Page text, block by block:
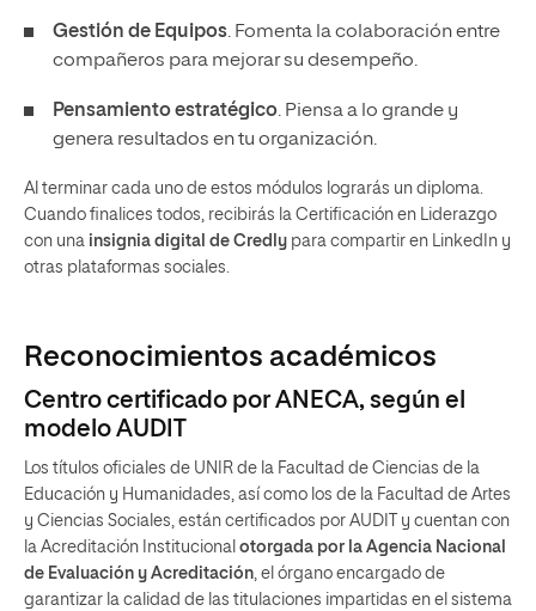
Gestión de Equipos. Fomenta la colaboración entre
compañeros para mejorar su desempeño.
Pensamiento estratégico. Piensa a lo grande y
genera resultados en tu organización.
Al terminar cada uno de estos módulos lograrás un diploma.
Cuando finalices todos, recibirás la Certificación en Liderazgo
con una insignia digital de Credly para compartir en LinkedIn y
otras plataformas sociales.
Reconocimientos académicos
Centro certificado por ANECA, según el
modelo AUDIT
Los títulos oficiales de UNIR de la Facultad de Ciencias de la
Educación y Humanidades, así como los de la Facultad de Artes
y Ciencias Sociales, están certificados por AUDIT y cuentan con
la Acreditación Institucional otorgada por la Agencia Nacional
de Evaluación y Acreditación, el órgano encargado de
garantizar la calidad de las titulaciones impartidas en el sistema